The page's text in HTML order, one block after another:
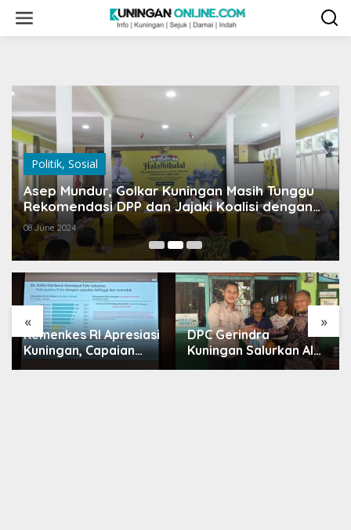
content
Politik, Sosial
Asep Mundur, Golkar Kuningan Masih Tunggu
Rekomendasi DPP dan Jajaki Koalisi dengan
Gerindra
08 June 2024
« »
Kemenkes RI Apresiasi
Kuningan, Capaian
Intervensi Pencegahan
DPC Gerindra
Kuningan Salurkan Alat